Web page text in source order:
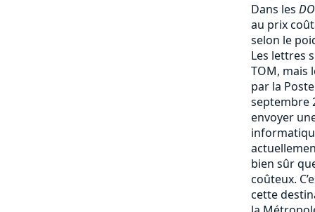
Dans les
au prix
selon le
Les lettres
TOM, mais
par la
septembre
envoyer
bien sûr
coûteux.
cette